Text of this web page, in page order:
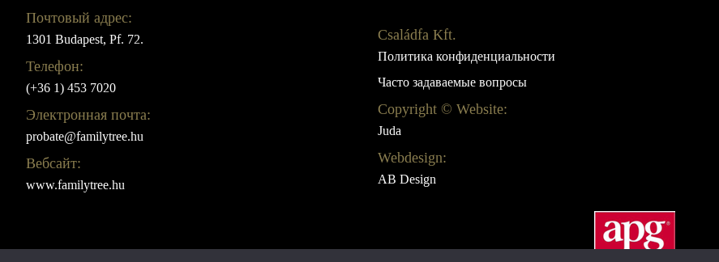
Почтовый адрес:
1301 Budapest, Pf. 72.
Телефон:
(+36 1) 453 7020
Электронная почта:
probate@familytree.hu
Вебсайт:
www.familytree.hu
Családfa Kft.
Политика конфиденциальности
Часто задаваемые вопросы
Copyright © Website:
Juda
Webdesign:
AB Design